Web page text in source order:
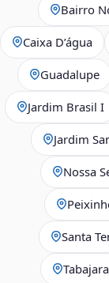
Bairro
Caixa D’água
Guadalupe
Jardim Brasil I
Jardim
Nossa
Santa
Tabajara